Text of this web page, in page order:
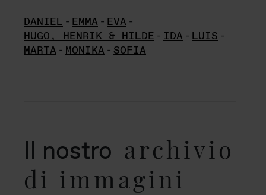
DANIEL - EMMA - EVA -
HUGO, HENRIK & HILDE - IDA - LUIS -
MARTA - MONIKA - SOFIA
Il nostro archivio
di immagini